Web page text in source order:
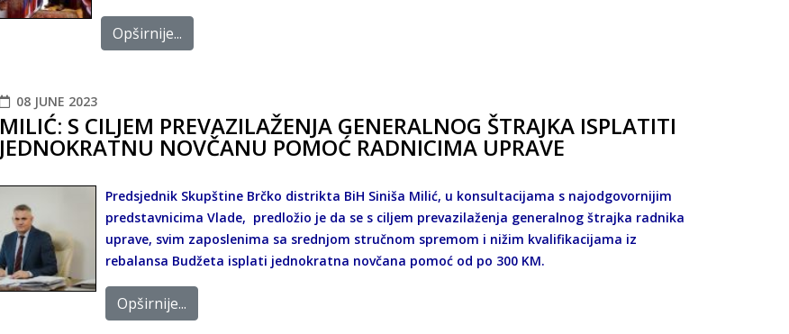
Opširnije...
08 JUNE 2023
MILIĆ: S CILJEM PREVAZILAŽENJA GENERALNOG ŠTRAJKA ISPLATITI
JEDNOKRATNU NOVČANU POMOĆ RADNICIMA UPRAVE
Predsjednik Skupštine Brčko distrikta BiH Siniša Milić, u konsultacijama s najodgovornijim
predstavnicima Vlade, predložio je da se s ciljem prevazilaženja generalnog štrajka radnika
uprave, svim zaposlenima sa srednjom stručnom spremom i nižim kvalifikacijama iz
rebalansa Budžeta isplati jednokratna novčana pomoć od po 300 KM.
Opširnije...